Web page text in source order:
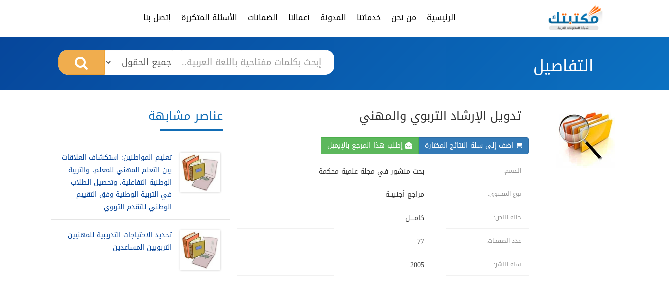
الرئيسية من نحن خدماتنا المدونة أعمالنا الضمانات الأسئلة المتكررة إتصل بنا
التفاصيل
تدويل الإرشاد التربوي والمهني
اضف إلى سلة النتائج المختارة إطلب هذا المرجع بالإيميل
القسم: بحث منشور في مجلة علمية محكمة
نوع المحتوى: مراجع أجنبيــة
حالة النص: كامــــل
عدد الصفحات: 77
سنة النشر: 2005
عناصر مشابهة
تعليم المواطنين: استكشاف العلاقات
بين التعلم المهني للمعلم، والتربية
الوطنية التفاعلية، وتحصيل الطلاب
في التربية الوطنية وفق التقييم
الوطني للتقدم التربوي
تحديد الاحتياجات التدريبية للمهنيين
التربويين المساعدين